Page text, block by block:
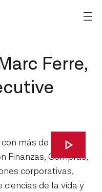
Ferre,
más de 20 años
Finanzas, Compras,
corporativas,
ciencias de la vida y